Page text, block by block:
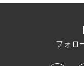
フォロ